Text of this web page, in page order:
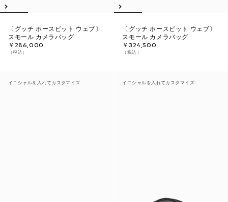
〔グッチ ホースビット ウェブ〕
スモール カメラバッグ
￥286,000
（税込）
〔グッチ ホースビット ウェブ〕
スモール カメラバッグ
￥324,500
（税込）
イニシャルを入れてカスタマイズ イニシャルを入れてカスタマイズ